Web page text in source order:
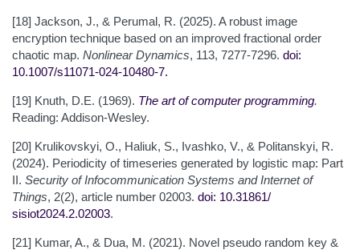
[18] Jackson, J., & Perumal, R. (2025). A robust image
encryption technique based on an improved fractional order
chaotic map. Nonlinear Dynamics, 113, 7277-7296. doi:
10.1007/s11071-024-10480-7.
[19] Knuth, D.E. (1969). The art of computer programming.
Reading: Addison-Wesley.
[20] Krulikovskyi, O., Haliuk, S., Ivashko, V., & Politanskyi, R.
(2024). Periodicity of timeseries generated by logistic map: Part
II. Security of Infocommunication Systems and Internet of
Things, 2(2), article number 02003. doi: 10.31861/
sisiot2024.2.02003.
[21] Kumar, A., & Dua, M. (2021). Novel pseudo random key &